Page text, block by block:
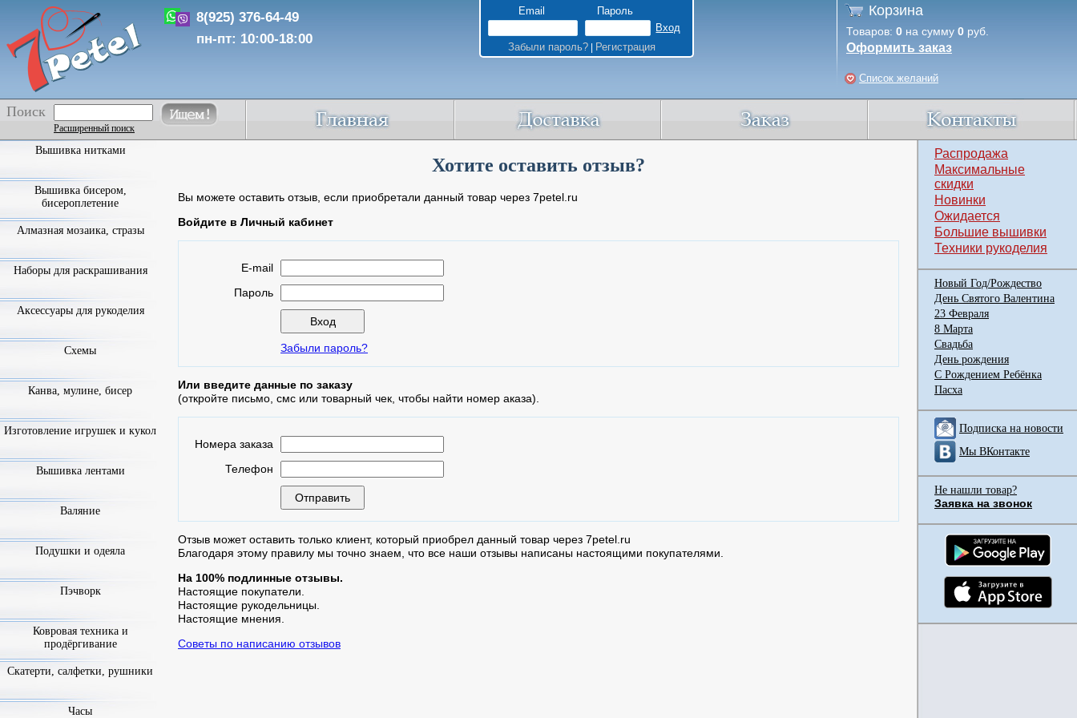
8(925) 376-64-49
пн-пт: 10:00-18:00
Email Пароль
Забыли пароль?| Регистрация
Корзина
Товаров: 0 на сумму 0 руб.
Оформить заказ
Список желаний
Поиск
Расширенный поиск
Хотите оставить отзыв?
Вы можете оставить отзыв, если приобретали данный товар через 7petel.ru
Войдите в Личный кабинет
E-mail
Пароль
Забыли пароль?
Или введите данные по заказу
(откройте письмо, смс или товарный чек, чтобы найти номер аказа).
Номера заказа
Телефон
Отзыв может оставить только клиент, который приобрел данный товар через 7petel.ru
Благодаря этому правилу мы точно знаем, что все наши отзывы написаны настоящими покупателями.
На 100% подлинные отзывы.
Настоящие покупатели.
Настоящие рукодельницы.
Настоящие мнения.
Советы по написанию отзывов
Вышивка нитками
Вышивка бисером,
бисероплетение
Алмазная мозаика, стразы
Наборы для раскрашивания
Аксессуары для рукоделия
Схемы
Канва, мулине, бисер
Изготовление игрушек и кукол
Вышивка лентами
Валяние
Подушки и одеяла
Пэчворк
Ковровая техника и
продёргивание
Скатерти, салфетки, рушники
Часы
Распродажа
Максимальные
скидки
Новинки
Ожидается
Большие вышивки
Техники рукоделия
Новый Год/Рождество
День Святого Валентина
23 Февраля
8 Марта
Свадьба
День рождения
С Рождением Ребёнка
Пасха
Подписка на новости
Мы ВКонтакте
Не нашли товар?
Заявка на звонок